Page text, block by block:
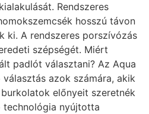
Rendszeres
hosszú távon
ki. A rendszeres porszívózás
szépségét. Miért
padlót választani? Az Aqua
azok számára, akik
előnyeit szeretnék
nyújtotta